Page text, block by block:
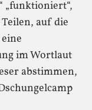
„funktioniert“,
auf die
im Wortlaut
abstimmen,